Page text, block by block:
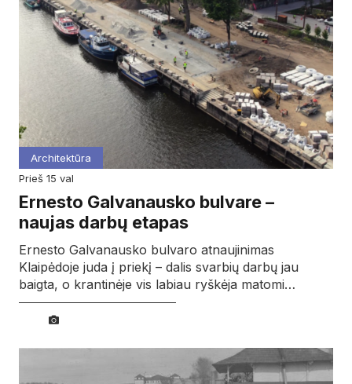
Architektūra
prieš 15 val
Ernesto Galvanausko bulvare –
naujas darbų etapas
Ernesto Galvanausko bulvaro atnaujinimas
Klaipėdoje juda į priekį – dalis svarbių darbų jau
baigta, o krantinėje vis labiau ryškėja matomi…